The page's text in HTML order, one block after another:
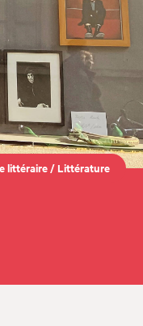
littéraire / Littérature